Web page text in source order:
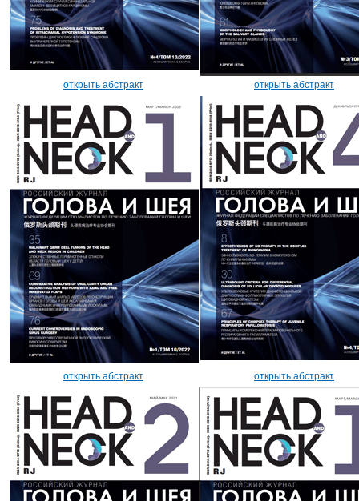
открыть абстракт открыть абстракт
открыть абстракт открыть абстракт